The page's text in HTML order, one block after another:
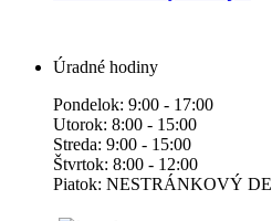
Úradné hodiny
Pondelok: 9:00 - 17:00
Utorok: 8:00 - 15:00
Streda: 9:00 - 15:00
Štvrtok: 8:00 - 12:00
Piatok: NESTRÁNKOVÝ